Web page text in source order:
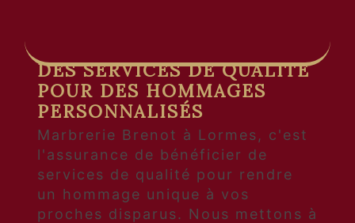
DES SERVICES DE QUALITÉ
POUR DES HOMMAGES
PERSONNALISÉS
Marbrerie Brenot à Lormes, c'est
l'assurance de bénéficier de
services de qualité pour rendre
un hommage unique à vos
proches disparus. Nous mettons à